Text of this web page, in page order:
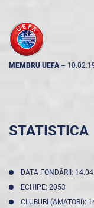
MEMBRU UEFA --
STATISTICA
DATA FONDĂRII:
ECHIPE: 2053
CLUBURI (AMATORI):